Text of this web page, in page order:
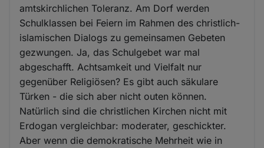
amtskirchlichen Toleranz. Am Dorf werden
Schulklassen bei Feiern im Rahmen des christlich-
islamischen Dialogs zu gemeinsamen Gebeten
gezwungen. Ja, das Schulgebet war mal
abgeschafft. Achtsamkeit und Vielfalt nur
gegenüber Religiösen? Es gibt auch säkulare
Türken - die sich aber nicht outen können.
Natürlich sind die christlichen Kirchen nicht mit
Erdogan vergleichbar: moderater, geschickter.
Aber wenn die demokratische Mehrheit wie in